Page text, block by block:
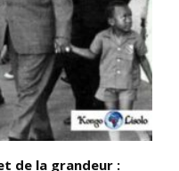
de la grandeur :